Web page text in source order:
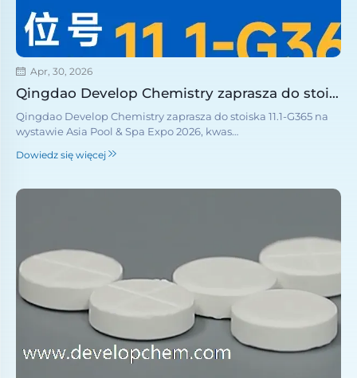
Apr, 30, 2026
Qingdao Develop Chemistry zaprasza do stoiska 11.1-G365 na wystawie Asia Pool & Spa Expo 2026
Qingdao Develop Chemistry zaprasza do stoiska 11.1-G365 na
wystawie Asia Pool & Spa Expo 2026, kwas
(SDIC), wapń nadchloranowy, kwas cyjanurowy, środek
Dowiedz się więcej